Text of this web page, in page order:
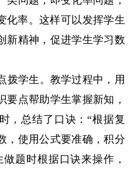
率。这样可以发挥学生
新精神，促进学生学习数
学生。 教学过程中，用
要点帮助学生掌握新知，
，总结了口诀：“根据复
，使用公式要准确，积分
题时根据口诀来操作，